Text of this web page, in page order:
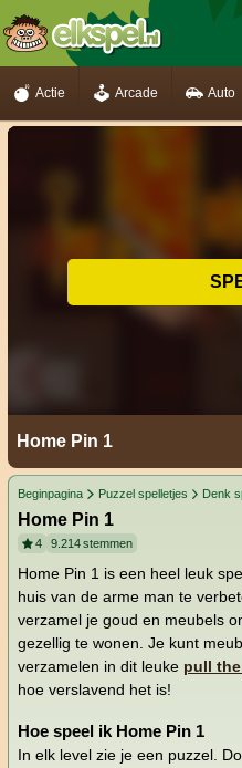
Actie Arcade Auto
Home Pin 1
Beginpagina Puzzel spelletjes Denk
Home Pin 1
4 9.214stemmen
Home Pin 1 is een heel leuk
huis van de arme man te
verzamel je goud en meubels
gezellig te wonen. Je kunt
verzamelen in dit leuke pull
hoe verslavend het is!
Hoe speel ik Home Pin 1
In elk level zie je een puzzel.